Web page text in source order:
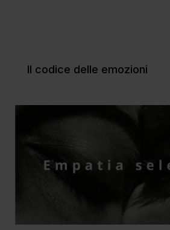
Il codice delle emozioni